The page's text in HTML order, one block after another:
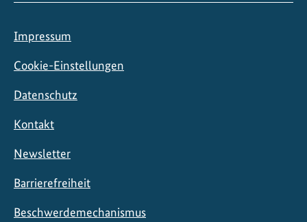
Impressum
Cookie-Einstellungen
Datenschutz
Kontakt
Newsletter
Barrierefreiheit
Beschwerdemechanismus